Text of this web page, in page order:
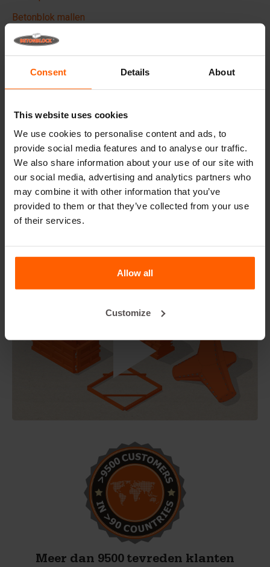
Consent Details About
This website uses cookies
We use cookies to personalise content and ads, to
provide social media features and to analyse our traffic.
We also share information about your use of our site with
our social media, advertising and analytics partners who
may combine it with other information that you’ve
provided to them or that they’ve collected from your use
of their services.
Allow all
Customize
Betonblok mallen
Hijsmiddelen
Handling equipment
Veelgestelde vragen
Details
De Betonblock form-liner, ontworpen om de esthetische
aspecten van uw betonblokken en projecten te verhogen,
creëert het een fenomenale uitstraling en daardoor een
hogere toegevoegde waarde voor uw blokken.
Gemaakt van hoogwaardig ABS-plastic kunnen deze liners
meerdere keren worden gebruikt. Plaats de liner in uw
Meer dan 9500 tevreden klanten